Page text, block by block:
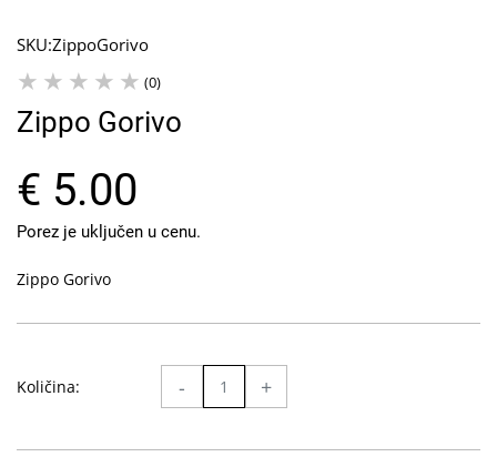
SKU:ZippoGorivo
(0)
Zippo Gorivo
€ 5.00
Porez je uključen u cenu.
Zippo Gorivo
Količina: - +